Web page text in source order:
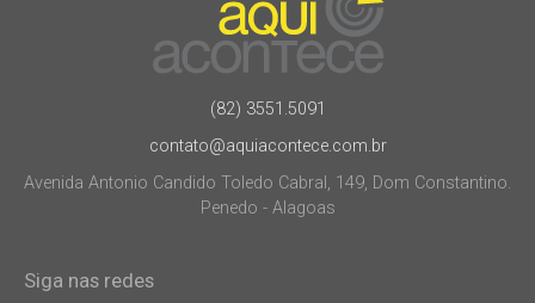
(82) 3551.5091
contato@aquiacontece.com.br
Avenida Antonio Candido Toledo Cabral, 149, Dom Constantino.
Penedo - Alagoas
Siga nas redes